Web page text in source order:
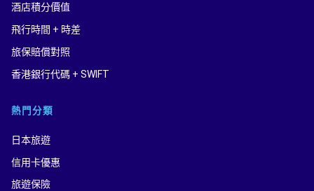
酒店積分價值
飛行時間 + 時差
旅保賠償對照
香港銀行代碼 + SWIFT
熱門分類
日本旅遊
信用卡優惠
旅遊保險